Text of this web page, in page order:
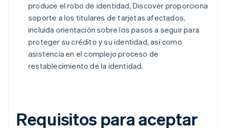
produce el robo de identidad, Discover proporciona
soporte a los titulares de tarjetas afectados,
incluida orientación sobre los pasos a seguir para
proteger su crédito y su identidad, así como
asistencia en el complejo proceso de
restablecimiento de la identidad.
Requisitos para aceptar